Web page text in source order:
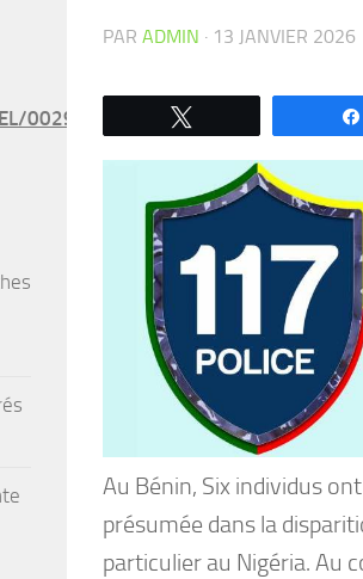
PAR ADMIN · 13 JANVIER 2026
Au Bénin, Six individus
présumée dans la
particulier au Nigéria. Au
0029VAEEL3LCCW4VC7IPMY0L